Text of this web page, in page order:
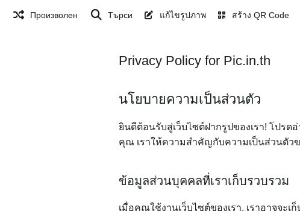
Произволен Търси แก้ไขรูปภาพ สร้าง QR Code
Privacy Policy for Pic.in.th
นโยบายความเป็นส่วนตัว
ยินดีต้อนรับสู่เว็บไซต์ฝากรูปของเรา! โปร
คุณ เราให้ความสำคัญกับความเป็นส่วนตั
ข้อมูลส่วนบุคคลที่เราเก็บรวบรวม
เมื่อคุณใช้งานเว็บไซต์ของเรา, เราอาจจ